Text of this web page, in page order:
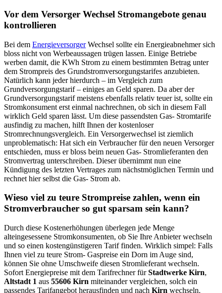
Vor dem Versorger Wechsel Stromangebote genau
kontrollieren
Bei dem EnergieversorgerWechsel sollte ein Energieabnehmer sich
bloss nicht von Werbeaussagen trügen lassen. Einige Betriebe
werben damit, die KWh Strom zu einem bestimmten Betrag unter
dem Strompreis des Grundstromversorgungstarifes anzubieten.
Natürlich kann jeder hierdurch – im Vergleich zum
Grundversorgungstarif – einiges an Geld sparen. Da aber der
Grundversorgungstarif meistens ebenfalls relativ teuer ist, sollte ein
Stromkonsument erst einmal nachrechnen, ob sich in diesem Fall
wirklich Geld sparen lässt. Um diese passendsten Gas- Stromtarife
ausfindig zu machen, hilft Ihnen der kostenloser
Stromrechnungsvergleich. Ein Versorgerwechsel ist ziemlich
unproblematisch: Hat sich ein Verbraucher für den neuen Versorger
entschieden, muss er bloss beim neuen Gas- Stromlieferanten den
Stromvertrag unterschreiben. Dieser übernimmt nun eine
Kündigung des letzten Vertrages zum nächstmöglichen Termin und
rechnet hier selbst die Gas- Strom ab.
Wieso viel zu teure Strompreise zahlen, wenn ein
Stromverbraucher so gut sparsam sein kann?
Durch diese Kostenerhöhungen überlegen jede Menge
alteingesessene Stromkonsumenten, ob Sie Ihre Anbieter wechseln
und so einen kostengünstigeren Tarif finden. Wirklich simpel: Falls
Ihnen viel zu teure Strom- Gaspreise ein Dorn im Auge sind,
können Sie ohne Umschweife diesen Stromlieferant wechseln.
Sofort Energiepreise mit dem Tarifrechner fürStadtwerke Kirn,
Altstadt 1 aus 55606 Kirn miteinander vergleichen, solch ein
passendes Tarifangebot herausfinden und nach Kirn wechseln.